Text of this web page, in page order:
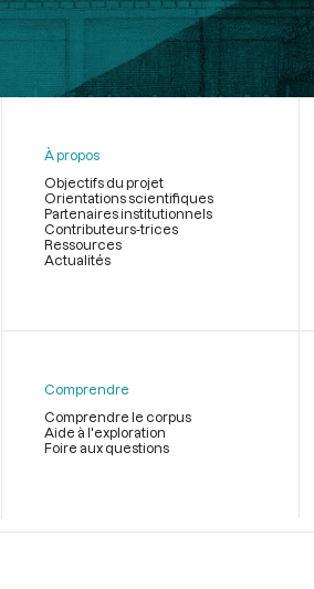
page
À propos
Objectifs du projet
Orientations scientifiques
Partenaires institutionnels
Contributeurs-trices
Ressources
Actualités
Comprendre
Comprendre le corpus
Aide à l'exploration
Foire aux questions